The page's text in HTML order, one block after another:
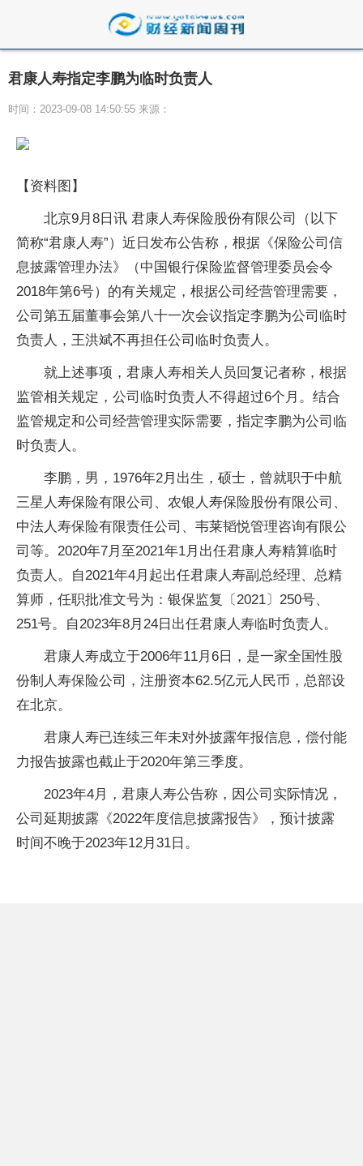
君康人寿指定李鹏为临时负责人
时间：2023-09-08 14:50:55 来源：
【资料图】
北京9月8日讯 君康人寿保险股份有限公司（以下
简称“君康人寿”）近日发布公告称，根据《保险公司信
息披露管理办法》（中国银行保险监督管理委员会令
2018年第6号）的有关规定，根据公司经营管理需要，
公司第五届董事会第八十一次会议指定李鹏为公司临时
负责人，王洪斌不再担任公司临时负责人。
就上述事项，君康人寿相关人员回复记者称，根据
监管相关规定，公司临时负责人不得超过6个月。结合
监管规定和公司经营管理实际需要，指定李鹏为公司临
时负责人。
李鹏，男，1976年2月出生，硕士，曾就职于中航
三星人寿保险有限公司、农银人寿保险股份有限公司、
中法人寿保险有限责任公司、韦莱韬悦管理咨询有限公
司等。2020年7月至2021年1月出任君康人寿精算临时
负责人。自2021年4月起出任君康人寿副总经理、总精
算师，任职批准文号为：银保监复〔2021〕250号、
251号。自2023年8月24日出任君康人寿临时负责人。
君康人寿成立于2006年11月6日，是一家全国性股
份制人寿保险公司，注册资本62.5亿元人民币，总部设
在北京。
君康人寿已连续三年未对外披露年报信息，偿付能
力报告披露也截止于2020年第三季度。
2023年4月，君康人寿公告称，因公司实际情况，
公司延期披露《2022年度信息披露报告》，预计披露
时间不晚于2023年12月31日。